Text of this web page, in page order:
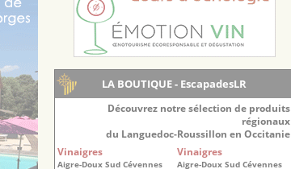
LA BOUTIQUE - EscapadesLR
Découvrez notre sélection de produits
régionaux
du Languedoc-Roussillon en Occitanie
Vinaigres
Aigre-Doux Sud Cévennes
Vinaigres
Aigre-Doux Sud Cévennes